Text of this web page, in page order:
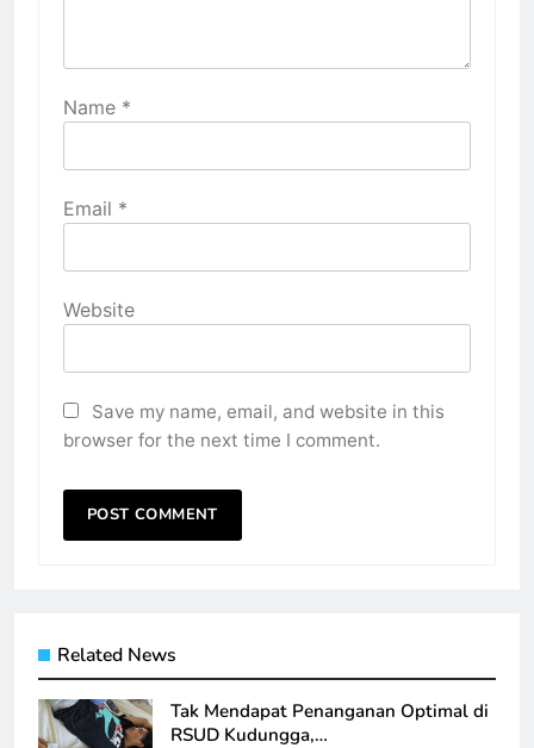
Name *
Email *
Website
Save my name, email, and website in this
browser for the next time I comment.
Related News
Tak Mendapat Penanganan Optimal di
RSUD Kudungga,…